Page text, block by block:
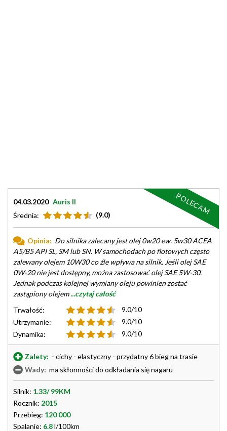
04.03.2020 Auris II
Średnia:
(9.0)
Opinia: Do silnika zalecany jest olej 0w20 ew. 5w30 ACEA
A5/B5 API SL, SM lub SN. W samochodach po flotowych często
zalewany olejem 10W30 co źle wpływa na silnik. Jeśli olej SAE
0W-20 nie jest dostępny, można zastosować olej SAE 5W-30.
Jednak podczas kolejnej wymiany oleju powinien zostać
zastąpiony olejem...czytaj całość
Trwałość:
9.0/10
Utrzymanie:
9.0/10
Dynamika:
9.0/10
Zalety: - cichy - elastyczny - przydatny 6 bieg na trasie
Wady: ma skłonności do odkładania się nagaru
Silnik: 1.33/ 99KM
Rocznik: 2015
Przebieg: 120 000
Spalanie: 6.8l/100km
POLECAM